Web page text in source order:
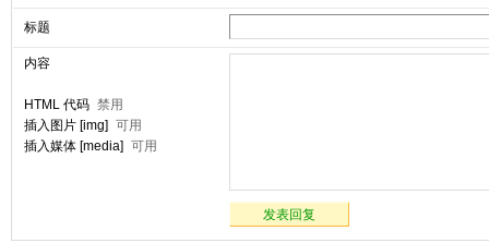
标题
内容
HTML 代码 禁用
插入图片 [img] 可用
插入媒体 [media] 可用
发表回复